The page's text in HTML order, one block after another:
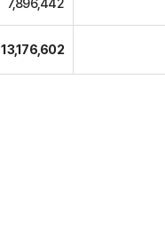
13,176,602